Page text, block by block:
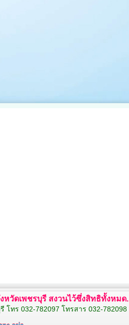
หวัดเพชรบุรี สงวนไว้ซึ่งสิทธิทั้งหมด.
โทร 032-782097 โทรสาร 032-782098